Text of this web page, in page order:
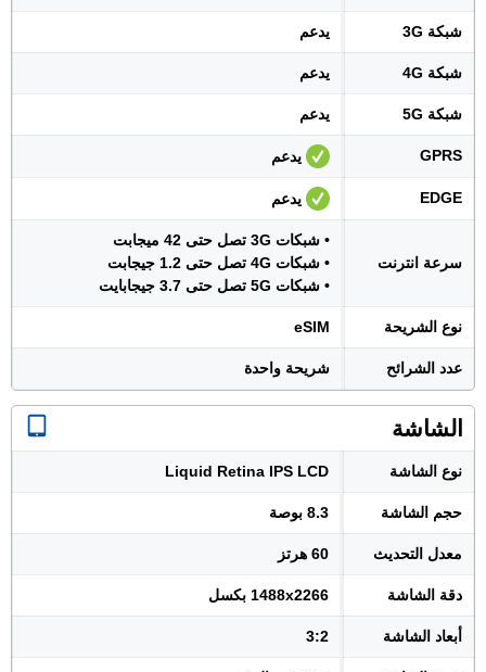
شبكة 3G يدعم
شبكة 4G يدعم
شبكة 5G يدعم
GPRS يدعم
EDGE يدعم
سرعة انترنت
• شبكات 3G تصل حتى 42 ميجابت
• شبكات 4G تصل حتى 1.2 جيجابت
• شبكات 5G تصل حتى 3.7 جيجابايت
نوع الشريحة eSIM
عدد الشرائح شريحة واحدة
الشاشة
نوع الشاشة Liquid Retina IPS LCD
حجم الشاشة 8.3 بوصة
معدل التحديث 60 هرتز
دقة الشاشة 1488x2266 بكسل
أبعاد الشاشة 3:2